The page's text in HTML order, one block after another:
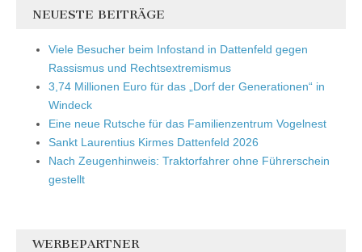
NEUESTE BEITRÄGE
Viele Besucher beim Infostand in Dattenfeld gegen
Rassismus und Rechtsextremismus
3,74 Millionen Euro für das „Dorf der Generationen“ in
Windeck
Eine neue Rutsche für das Familienzentrum Vogelnest
Sankt Laurentius Kirmes Dattenfeld 2026
Nach Zeugenhinweis: Traktorfahrer ohne Führerschein
gestellt
WERBEPARTNER